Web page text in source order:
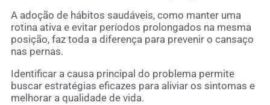
A adoção de hábitos saudáveis, como manter uma
rotina ativa e evitar períodos prolongados na mesma
posição, faz toda a diferença para prevenir o cansaço
nas pernas.
Identificar a causa principal do problema permite
buscar estratégias eficazes para aliviar os sintomas e
melhorar a qualidade de vida.